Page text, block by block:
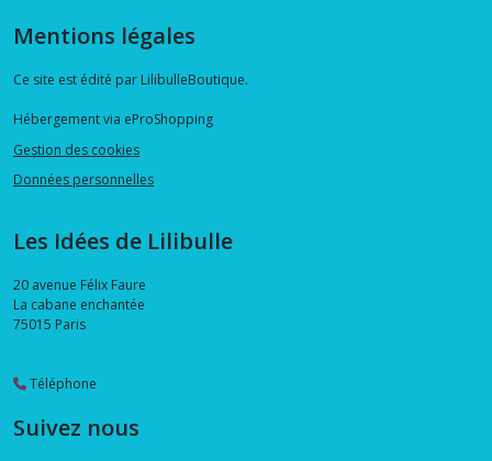
Mentions légales
Ce site est édité par LilibulleBoutique.
Hébergement via eProShopping
Gestion des cookies
Données personnelles
Les Idées de Lilibulle
20 avenue Félix Faure
La cabane enchantée
75015 Paris
Téléphone
Suivez nous